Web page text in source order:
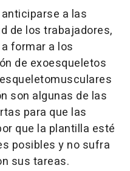
a las
de los trabajadores,
formar a los
de exoesqueletos
son algunas de las
para que las
que la plantilla esté
posibles y no sufra
sus tareas.